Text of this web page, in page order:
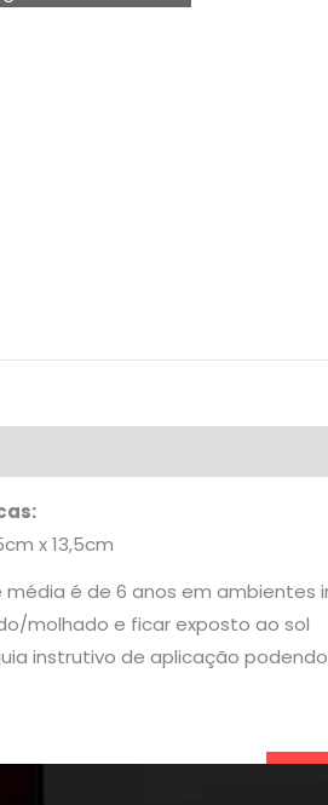
x 13,5cm
média é de 6 anos em
molhado e ficar exposto ao sol
instrutivo de aplicação